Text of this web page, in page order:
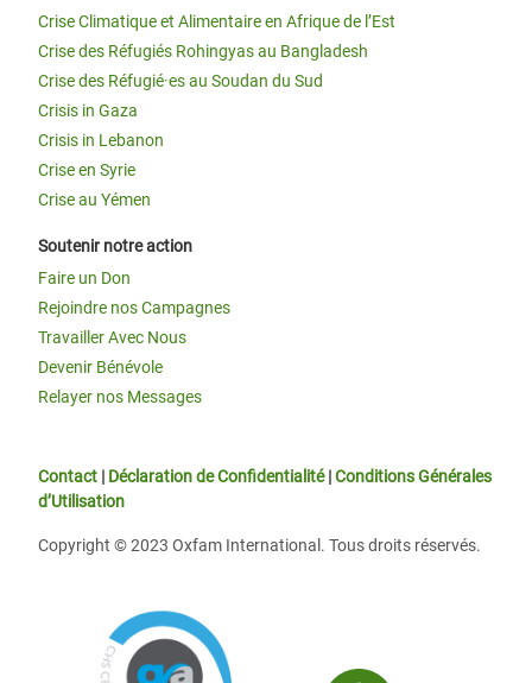
Crise Climatique et Alimentaire en Afrique de l’Est
Crise des Réfugiés Rohingyas au Bangladesh
Crise des Réfugié·es au Soudan du Sud
Crisis in Gaza
Crisis in Lebanon
Crise en Syrie
Crise au Yémen
Soutenir notre action
Faire un Don
Rejoindre nos Campagnes
Travailler Avec Nous
Devenir Bénévole
Relayer nos Messages
Contact | Déclaration de Confidentialité|Conditions Générales
d’Utilisation
Copyright © 2023 Oxfam International. Tous droits réservés.